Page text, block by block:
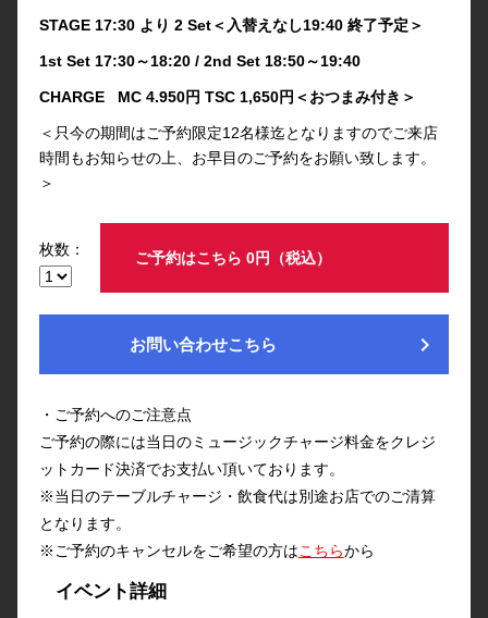
STAGE 17:30 より 2 Set＜入替えなし19:40 終了予定＞
1st Set 17:30～18:20 / 2nd Set 18:50～19:40
CHARGE MC 4.950円 TSC 1,650円＜おつまみ付き＞
＜只今の期間はご予約限定12名様迄となりますのでご来店
時間もお知らせの上、お早目のご予約をお願い致します。
＞
枚数： ご予約はこちら 0円（税込）
お問い合わせこちら chevron_right
・ご予約へのご注意点
ご予約の際には当日のミュージックチャージ料金をクレジ
ットカード決済でお支払い頂いております。
※当日のテーブルチャージ・飲食代は別途お店でのご清算
となります。
※ご予約のキャンセルをご希望の方はこちらから
イベント詳細